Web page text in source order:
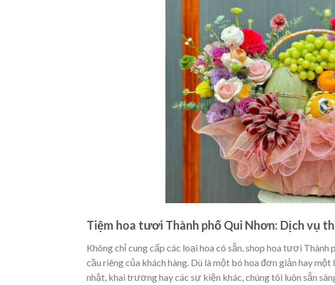
Tiệm hoa tươi Thành phố Qui Nhơn: Dịch vụ
Không chỉ cung cấp các loại hoa có sẵn, shop hoa tươi
cầu riêng của khách hàng. Dù là một bó hoa đơn giản hay
nhật, khai trương hay các sự kiện khác, chúng tôi luôn sẵn